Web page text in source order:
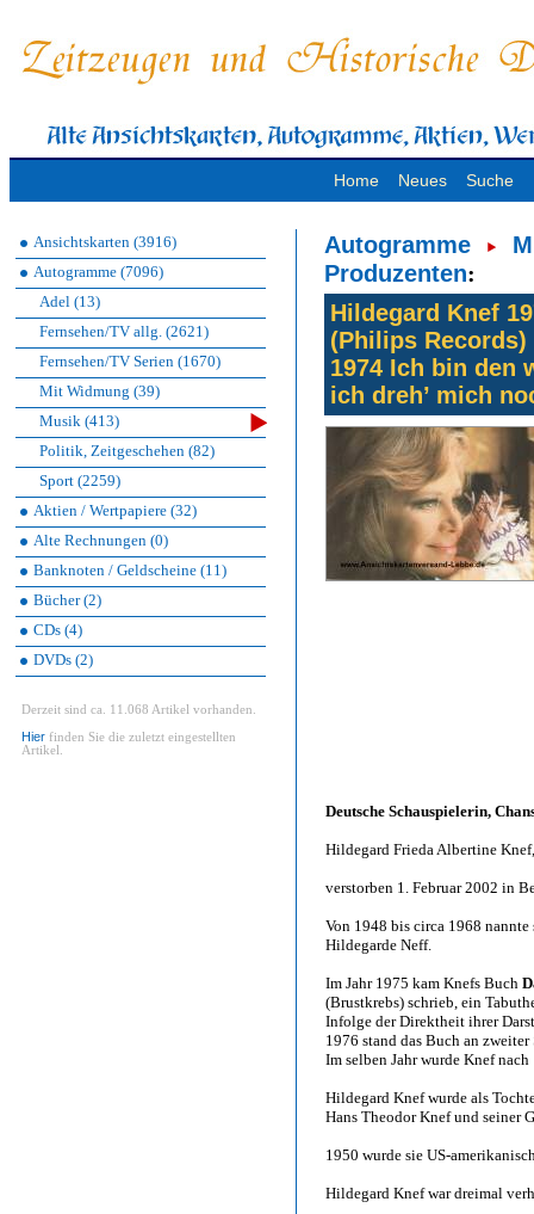
Home Neues Suche
Ansichtskarten (3916)
Autogramme (7096)
Adel (13)
Fernsehen/TV allg. (2621)
Fernsehen/TV Serien (1670)
Mit Widmung (39)
Musik (413)
Politik, Zeitgeschehen (82)
Sport (2259)
Aktien / Wertpapiere (32)
Alte Rechnungen (0)
Banknoten / Geldscheine (11)
Bücher (2)
CDs (4)
DVDs (2)
Derzeit sind ca. 11.068 Artikel vorhanden.
Hier finden Sie die zuletzt eingestellten
Artikel.
Autogramme
Produzenten:
Hildegard Knef
(Philips Records)
1974 Ich bin den
ich dreh’ mich
Deutsche Schauspielerin,
Hildegard Frieda Albertine
verstorben 1. Februar 2002 in
Von 1948 bis circa 1968 nannte
Hildegarde Neff.
Im Jahr 1975 kam Knefs Buch
(Brustkrebs) schrieb, ein
Infolge der Direktheit ihrer
1976 stand das Buch an
Im selben Jahr wurde Knef
Hildegard Knef wurde als
Hans Theodor Knef und seiner
1950 wurde sie US-
Hildegard Knef war dreimal